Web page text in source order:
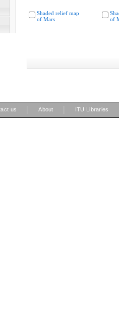
Shaded relief map
of Mars
of
us About ITU Libraries